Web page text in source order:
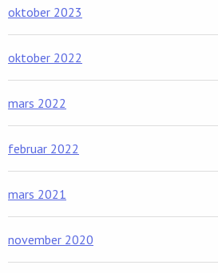
oktober 2023
oktober 2022
mars 2022
februar 2022
mars 2021
november 2020